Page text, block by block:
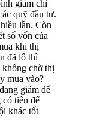
giảm chỉ
quỹ đầu tư.
lần. Còn
số vốn của
khi thị
đã lỗ thì
không chờ thị
mua vào?
giảm để
tiền để
khác tốt